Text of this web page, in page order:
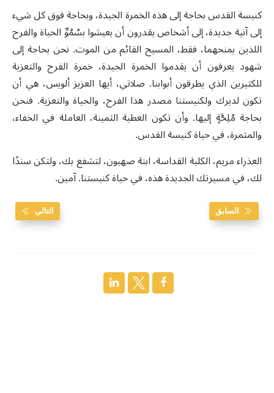
كنيسة القدس بحاجة إلى هذه الخمرة الجيدة، وبحاجة فوق كل شيء
إلى آنية جديدة، إلى أشخاص يقدرون أن يعيشوا بسُمُوِّ الحياة والفرح
اللذين يمنحهما، فقط، المسيح القائم من الموت. نحن بحاجة إلى
شهود يعرفون أن يقدموا الخمرة الجيدة، خمرة الفرح والتعزية
للكثيرين الذي يطرقون أبوابنا. صلاتي، أيها العزيز ألويس، هي أن
تكون لديرك ولكنيستنا مصدر هذا الفرح، والحياة والتعزية. فنحن
بحاجة مُلِحَّةٍ إليها. وأن تكون العطية الثمينة، العاملة في الخفاء،
والمثمرة، في حياة كنيسة القدس.
العذراء مريم، الكلية القداسة، ابنة صهيون، لتشفع بك، ولتكن سندًا
لك، في مسيرتك الجديدة هذه، في حياة كنيستنا. آمين.
السابق التالي